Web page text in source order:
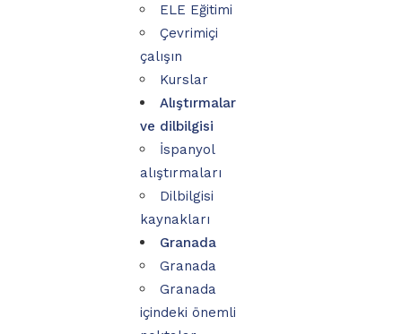
ELE Eğitimi
Çevrimiçi
çalışın
Kurslar
Alıştırmalar
ve dilbilgisi
İspanyol
alıştırmaları
Dilbilgisi
kaynakları
Granada
Granada
Granada
içindeki önemli